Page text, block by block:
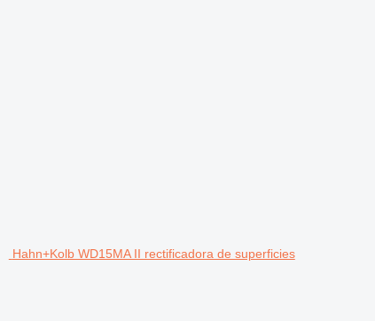
Hahn+Kolb WD15MA II rectificadora de superficies